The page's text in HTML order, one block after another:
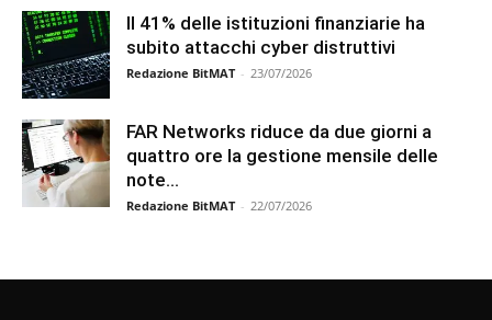
Il 41% delle istituzioni finanziarie ha
subito attacchi cyber distruttivi
Redazione BitMAT - 23/07/2026
FAR Networks riduce da due giorni a
quattro ore la gestione mensile delle
note...
Redazione BitMAT - 22/07/2026